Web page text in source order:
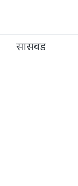
सासवड